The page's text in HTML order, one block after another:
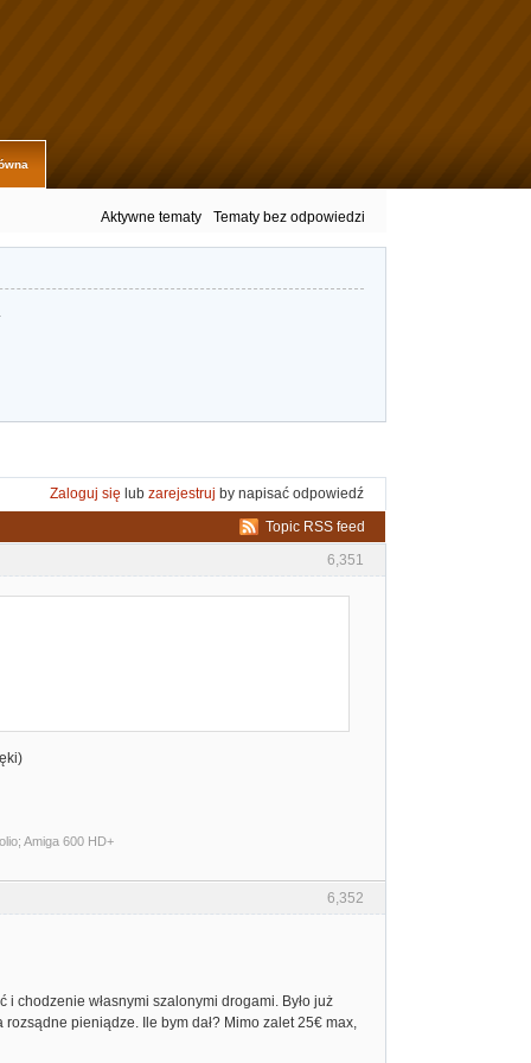
Aktywne tematy Tematy bez odpowiedzi
Zaloguj się lub zarejestruj by napisać odpowiedź
Topic RSS feed
6,351
Amiga 600 HD+
6,352
chodzenie własnymi szalonymi drogami. Było już
pieniądze. Ile bym dał? Mimo zalet 25€ max,